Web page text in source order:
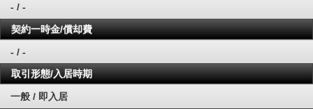
- / -
契約一時金/償却費
- / -
取引形態/入居時期
一般 / 即入居